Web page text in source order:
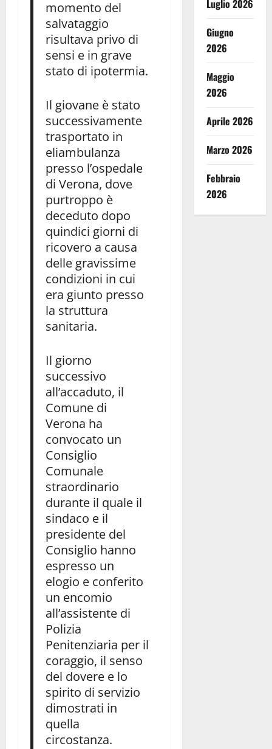
momento del
salvataggio
risultava privo di
sensi e in grave
stato di ipotermia.
Il giovane è stato
successivamente
trasportato in
eliambulanza
presso l’ospedale
di Verona, dove
purtroppo è
deceduto dopo
quindici giorni di
ricovero a causa
delle gravissime
condizioni in cui
era giunto presso
la struttura
sanitaria.
Il giorno
successivo
all’accaduto, il
Comune di
Verona ha
convocato un
Consiglio
Comunale
straordinario
durante il quale il
sindaco e il
presidente del
Consiglio hanno
espresso un
elogio e conferito
un encomio
all’assistente di
Polizia
Penitenziaria per il
coraggio, il senso
del dovere e lo
spirito di servizio
dimostrati in
quella
circostanza.
Luglio 2026
Giugno
2026
Maggio
2026
Aprile 2026
Marzo 2026
Febbraio
2026